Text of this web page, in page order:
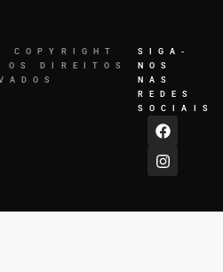
COPYRIGHT
DIREITOS
SIGA-
NOS
NAS
REDES
SOCIAIS